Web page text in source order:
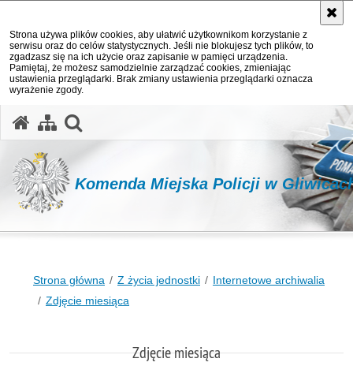
Strona używa plików cookies, aby ułatwić użytkownikom korzystanie z
serwisu oraz do celów statystycznych. Jeśli nie blokujesz tych plików, to
zgadzasz się na ich użycie oraz zapisanie w pamięci urządzenia.
Pamiętaj, że możesz samodzielnie zarządzać cookies, zmieniając
ustawienia przeglądarki. Brak zmiany ustawienia przeglądarki oznacza
wyrażenie zgody.
Komenda Miejska Policji w
Strona główna Z życia jednostki
Internetowe archiwalia
Zdjęcie miesiąca
Zdjęcie miesiąca